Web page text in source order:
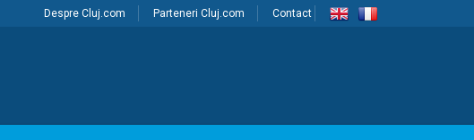
Despre Cluj.com Parteneri Cluj.com Contact